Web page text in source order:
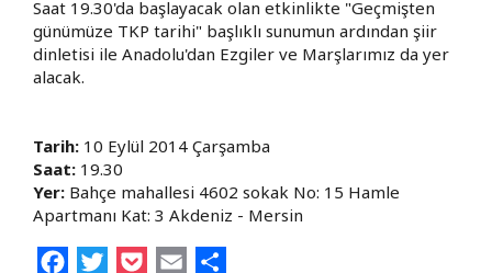
Saat 19.30'da başlayacak olan etkinlikte "Geçmişten
günümüze TKP tarihi" başlıklı sunumun ardından şiir
dinletisi ile Anadolu'dan Ezgiler ve Marşlarımız da yer
alacak.
Tarih: 10 Eylül 2014 Çarşamba
Saat: 19.30
Yer: Bahçe mahallesi 4602 sokak No: 15 Hamle
Apartmanı Kat: 3 Akdeniz - Mersin
FacebookTwitterPocketEmail